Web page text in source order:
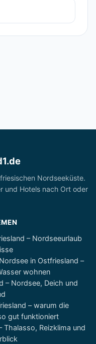
Nordseeküste.
und Hotels nach Ort oder
– Nordseeurlaub
in Ostfriesland –
wohnen
– Nordsee, Deich und
– warum die
gut funktioniert
Thalasso, Reizklima und